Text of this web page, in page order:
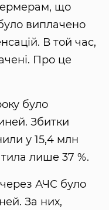
що
виплачено
В той час,
Про це
було
Збитки
у 15,4 млн
лише 37 %.
через АЧС було
За них,